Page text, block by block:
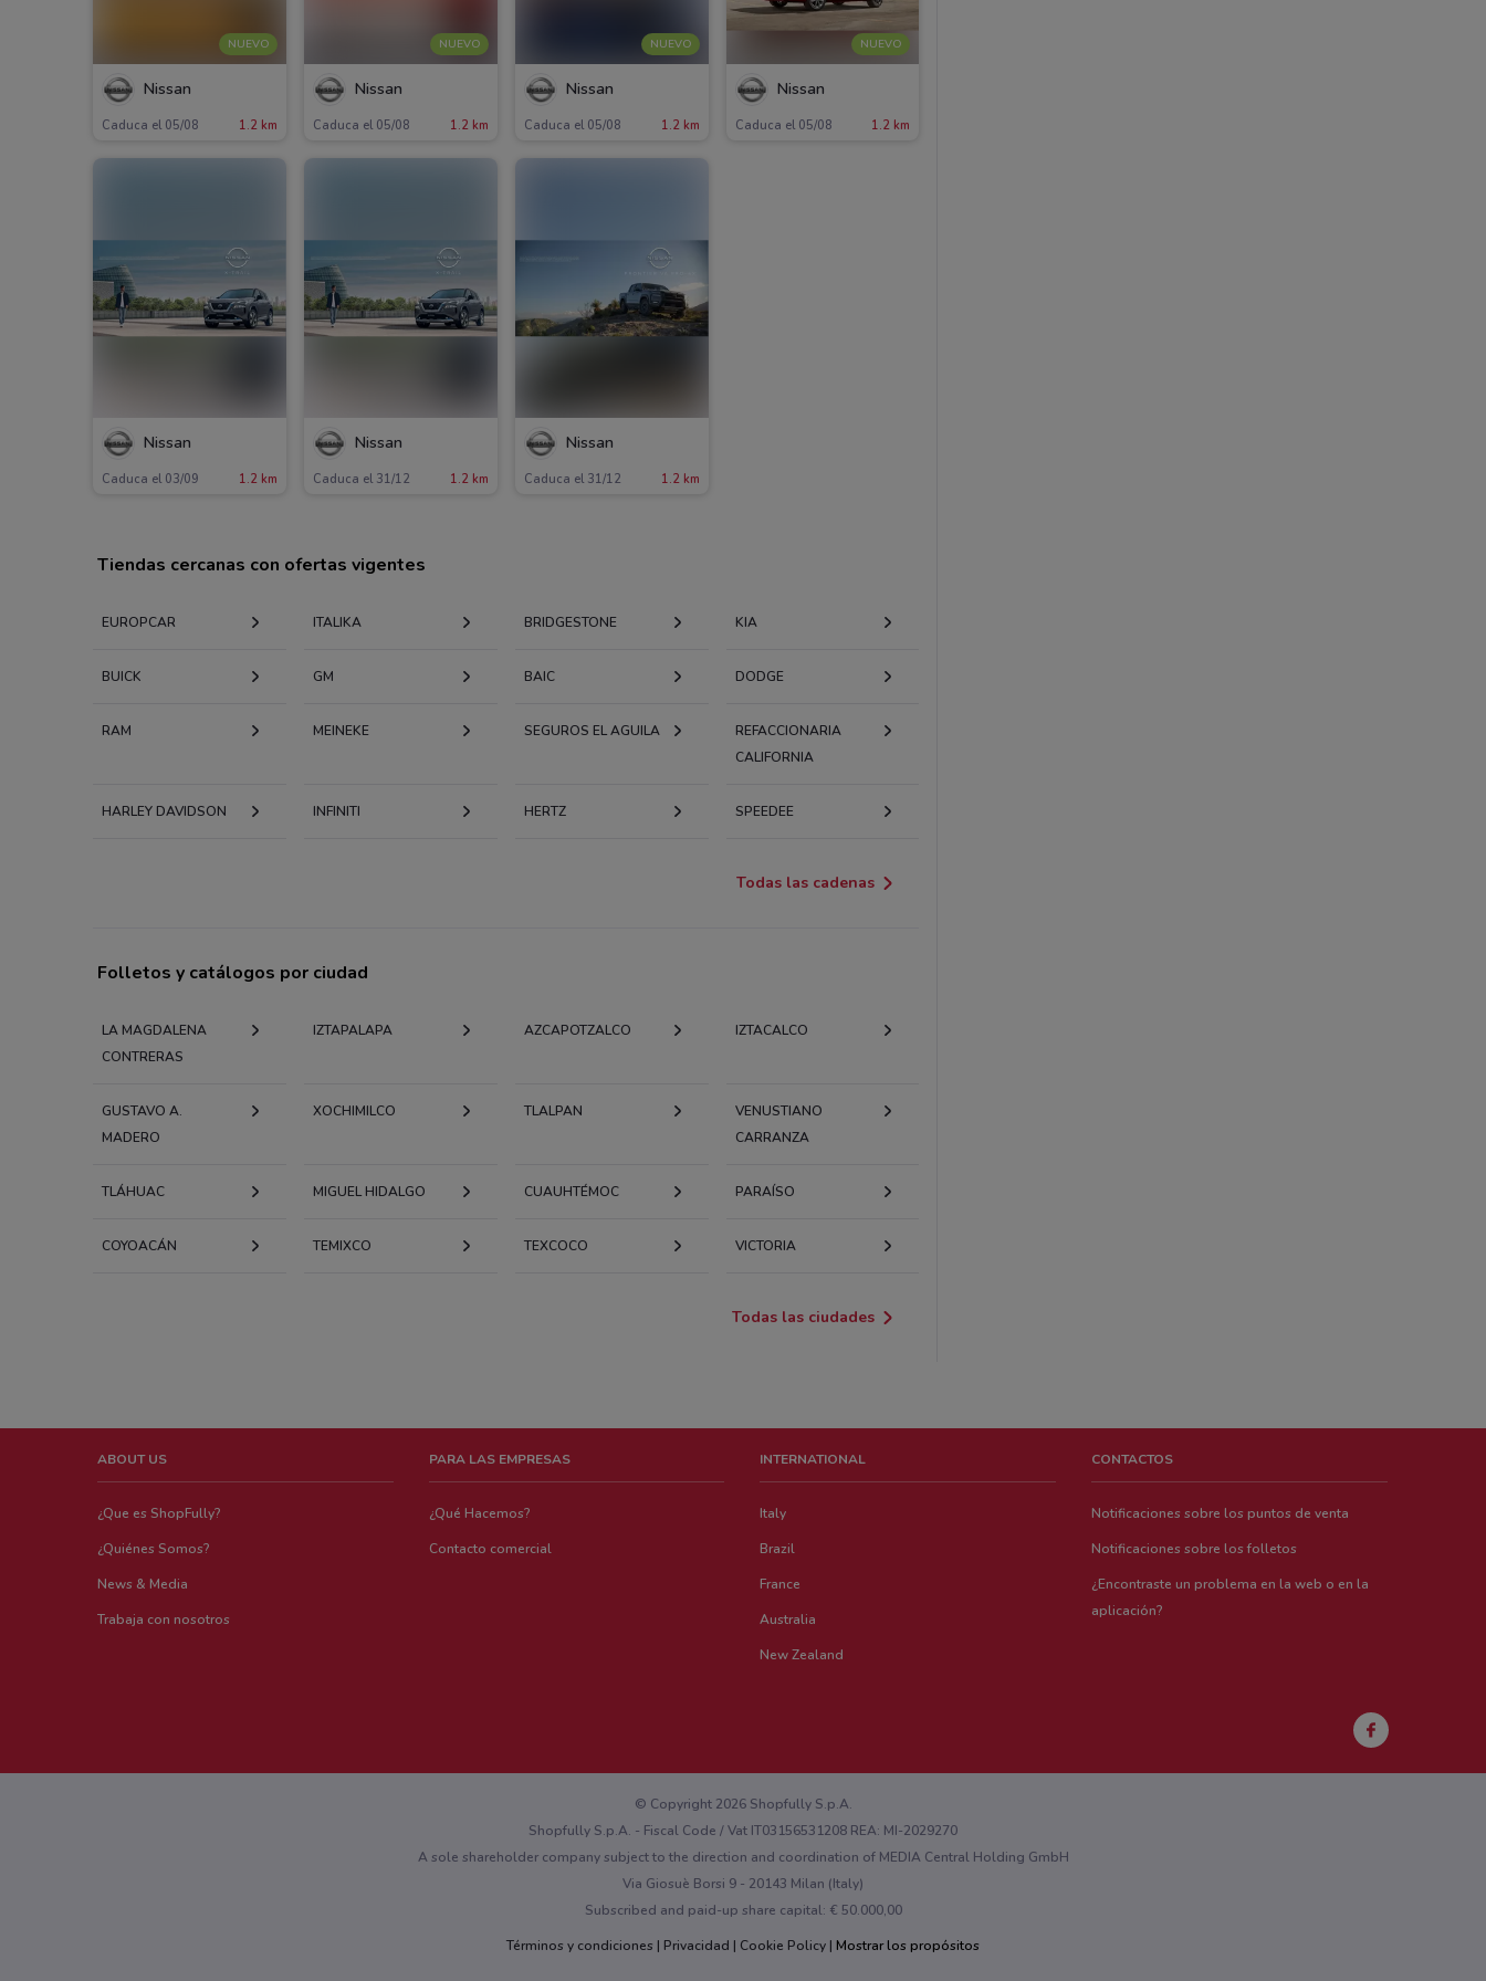
NUEVO
Nissan
Caduca el 05/08 1.2 km
NUEVO
Nissan
Caduca el 05/08 1.2 km
NUEVO
Nissan
Caduca el 05/08 1.2 km
NUEVO
Nissan
Caduca el 05/08 1.2 km
Nissan
Caduca el 03/09 1.2 km
Nissan
Caduca el 31/12 1.2 km
Nissan
Caduca el 31/12 1.2 km
Tiendas cercanas con ofertas vigentes
EUROPCAR ITALIKA BRIDGESTONE KIA
BUICK GM BAIC DODGE
RAM MEINEKE SEGUROS EL AGUILA
REFACCIONARIA
CALIFORNIA
HARLEY DAVIDSON INFINITI HERTZ SPEEDEE
Todas las cadenas
Folletos y catálogos por ciudad
LA MAGDALENA
CONTRERAS
IZTAPALAPA AZCAPOTZALCO IZTACALCO
GUSTAVO A.
MADERO
XOCHIMILCO TLALPAN
VENUSTIANO
CARRANZA
TLÁHUAC MIGUEL HIDALGO CUAUHTÉMOC PARAÍSO
COYOACÁN TEMIXCO TEXCOCO VICTORIA
Todas las ciudades
ABOUT US
¿Que es ShopFully?
¿Quiénes Somos?
News & Media
Trabaja con nosotros
PARA LAS EMPRESAS
¿Qué Hacemos?
Contacto comercial
INTERNATIONAL
Italy
Brazil
France
Australia
New Zealand
CONTACTOS
Notificaciones sobre los puntos de venta
Notificaciones sobre los folletos
¿Encontraste un problema en la web o en la
aplicación?
© Copyright 2026 Shopfully S.p.A.
Shopfully S.p.A. - Fiscal Code / Vat IT03156531208 REA: MI-2029270
A sole shareholder company subject to the direction and coordination of MEDIA Central Holding GmbH
Via Giosuè Borsi 9 - 20143 Milan (Italy)
Subscribed and paid-up share capital: € 50.000,00
Términos y condiciones
Privacidad Cookie Policy Mostrar los propósitos